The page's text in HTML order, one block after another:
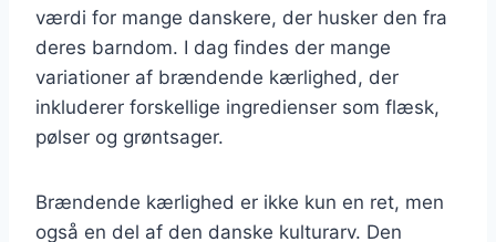
værdi for mange danskere, der husker den fra
deres barndom. I dag findes der mange
variationer af brændende kærlighed, der
inkluderer forskellige ingredienser som flæsk,
pølser og grøntsager.
Brændende kærlighed er ikke kun en ret, men
også en del af den danske kulturarv. Den